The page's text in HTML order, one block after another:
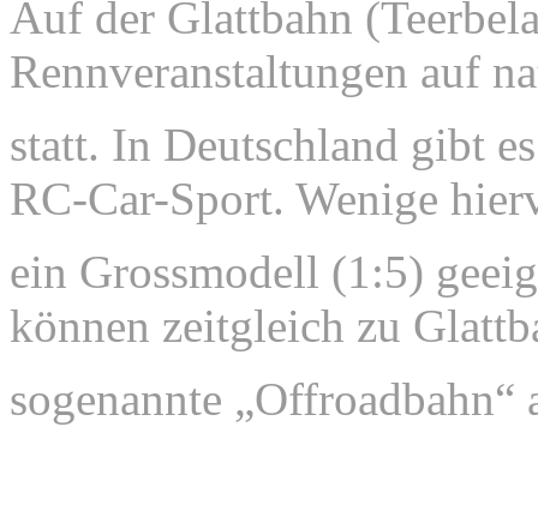
Auf der Glattbahn
Rennveranstaltungen auf
statt. In Deutschland gibt
RC-Car-Sport. Wenige
ein Grossmodell (1:5)
können zeitgleich zu
sogenannte „Offroadbahn“